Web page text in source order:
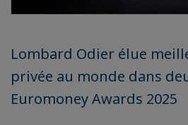
Lombard Odier élue
privée au monde dans
Euromoney Awards 2025